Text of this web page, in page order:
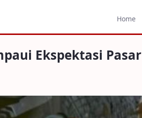
Pasar
Home
Ekspektasi Pasar